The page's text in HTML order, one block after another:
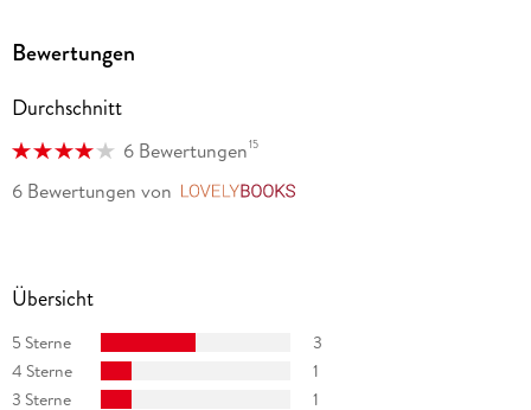
Bewertungen
Durchschnitt
6 Bewertungen15
6 Bewertungen von
Übersicht
5 Sterne
3
4 Sterne
1
3 Sterne
1